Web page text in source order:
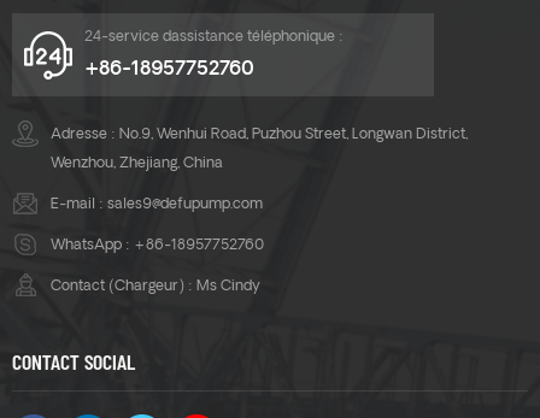
24-service dassistance téléphonique :
+86-18957752760
Adresse : No.9, Wenhui Road, Puzhou Street, Longwan District,
Wenzhou, Zhejiang, China
E-mail : sales9@defupump.com
WhatsApp : +86-18957752760
Contact (Chargeur) : Ms Cindy
CONTACT SOCIAL